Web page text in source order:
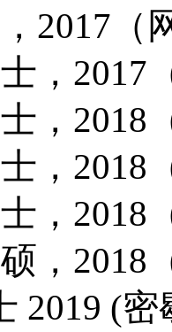
2017（
，2017
，2018
，2018
，2018
，2018
2019 (